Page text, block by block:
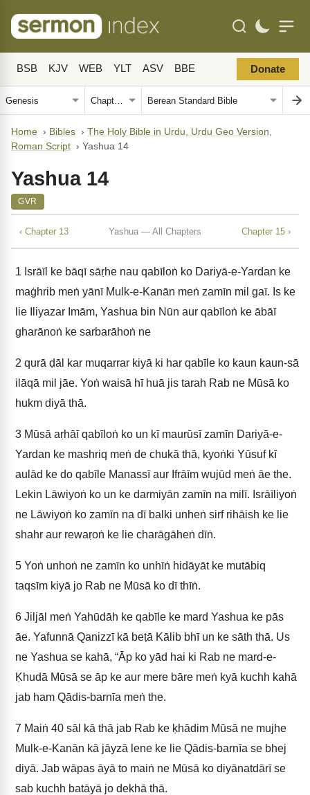
BSB KJV WEB YLT ASV BBE Donate
Home › Bibles › The Holy Bible in Urdu, Urdu Geo Version,
Roman Script › Yashua 14
Yashua 14
GVR
‹ Chapter 13 Yashua — All Chapters Chapter 15 ›
1 Isrāīl ke bāqī sāṛhe nau qabīloṅ ko Dariyā-e-Yardan ke
maġhrib meṅ yānī Mulk-e-Kanān meṅ zamīn mil gaī. Is ke
lie Iliyazar Imām, Yashua bin Nūn aur qabīloṅ ke ābāī
gharānoṅ ke sarbarāhoṅ ne
2 qurā ḍāl kar muqarrar kiyā ki har qabīle ko kaun kaun-sā
ilāqā mil jāe. Yoṅ waisā hī huā jis tarah Rab ne Mūsā ko
hukm diyā thā.
3 Mūsā aṛhāī qabīloṅ ko un kī maurūsī zamīn Dariyā-e-
Yardan ke mashriq meṅ de chukā thā, kyoṅki Yūsuf kī
aulād ke do qabīle Manassī aur Ifrāīm wujūd meṅ āe the.
Lekin Lāwiyoṅ ko un ke darmiyān zamīn na milī. Isrāīliyoṅ
ne Lāwiyoṅ ko zamīn na dī balki unheṅ sirf rihāish ke lie
shahr aur rewaṛoṅ ke lie charāgāheṅ dīṅ.
5 Yoṅ unhoṅ ne zamīn ko unhīṅ hidāyāt ke mutābiq
taqsīm kiyā jo Rab ne Mūsā ko dī thīṅ.
6 Jiljāl meṅ Yahūdāh ke qabīle ke mard Yashua ke pās
āe. Yafunnā Qanizzī kā beṭā Kālib bhī un ke sāth thā. Us
ne Yashua se kahā, “Āp ko yād hai ki Rab ne mard-e-
Ḳhudā Mūsā se āp ke aur mere bāre meṅ kyā kuchh kahā
jab ham Qādis-barnīa meṅ the.
7 Maiṅ 40 sāl kā thā jab Rab ke ḳhādim Mūsā ne mujhe
Mulk-e-Kanān kā jāyzā lene ke lie Qādis-barnīa se bhej
diyā. Jab wāpas āyā to maiṅ ne Mūsā ko diyānatdārī se
sab kuchh batāyā jo dekhā thā.